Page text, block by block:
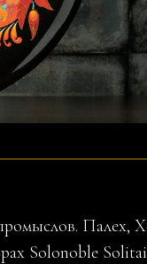
Палех,
Solonoble